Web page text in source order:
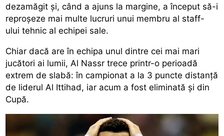
dezamăgit și, când a ajuns la margine, a început să-i
reproșeze mai multe lucruri unui membru al staff-
ului tehnic al echipei sale.
Chiar dacă are în echipa unul dintre cei mai mari
jucători ai lumii, Al Nassr trece printr-o perioadă
extrem de slabă: în campionat a la 3 puncte distanță
de liderul Al Ittihad, iar acum a fost eliminată și din
Cupă.